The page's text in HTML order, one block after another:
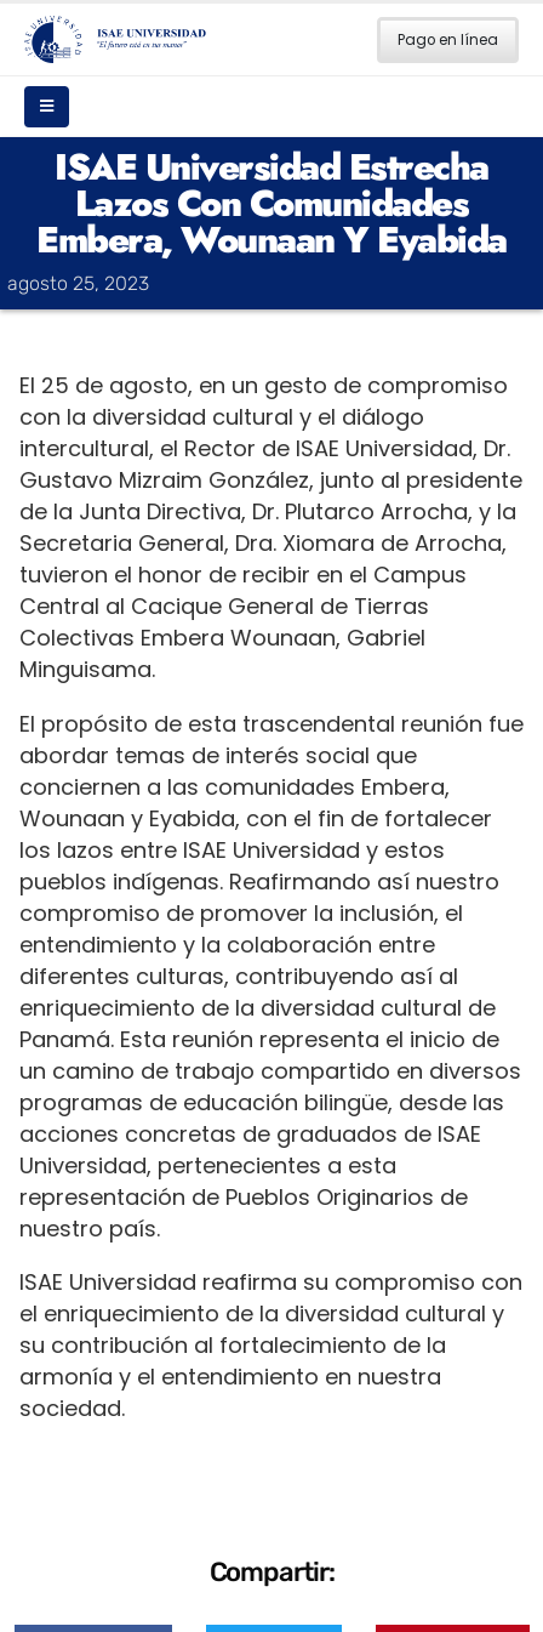
Pago en línea
ISAE Universidad Estrecha
Lazos Con Comunidades
Embera, Wounaan Y Eyabida
agosto 25, 2023
El 25 de agosto, en un gesto de compromiso
con la diversidad cultural y el diálogo
intercultural, el Rector de ISAE Universidad, Dr.
Gustavo Mizraim González, junto al presidente
de la Junta Directiva, Dr. Plutarco Arrocha, y la
Secretaria General, Dra. Xiomara de Arrocha,
tuvieron el honor de recibir en el Campus
Central al Cacique General de Tierras
Colectivas Embera Wounaan, Gabriel
Minguisama.
El propósito de esta trascendental reunión fue
abordar temas de interés social que
conciernen a las comunidades Embera,
Wounaan y Eyabida, con el fin de fortalecer
los lazos entre ISAE Universidad y estos
pueblos indígenas. Reafirmando así nuestro
compromiso de promover la inclusión, el
entendimiento y la colaboración entre
diferentes culturas, contribuyendo así al
enriquecimiento de la diversidad cultural de
Panamá. Esta reunión representa el inicio de
un camino de trabajo compartido en diversos
programas de educación bilingüe, desde las
acciones concretas de graduados de ISAE
Universidad, pertenecientes a esta
representación de Pueblos Originarios de
nuestro país.
ISAE Universidad reafirma su compromiso con
el enriquecimiento de la diversidad cultural y
su contribución al fortalecimiento de la
armonía y el entendimiento en nuestra
sociedad.
Compartir: